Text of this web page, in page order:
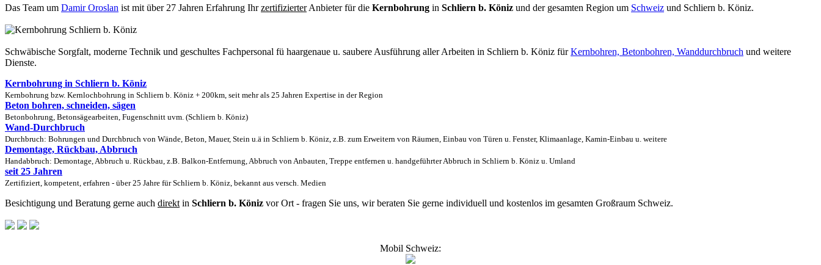
Das Team um Damir Oroslan ist mit über 27 Jahren Erfahrung IhrzertifizierterAnbieter für die Kernbohrung in Schliern b. Köniz und der gesamten Region um Schweiz und Schliern b. Köniz.
Schwäbische Sorgfalt, moderne Technik und geschultes Fachpersonal fü haargenaue u. saubere Ausführung aller Arbeiten in Schliern b. Köniz fürKernbohren, Betonbohren, Wanddurchbruch und weitere
Dienste.
Kernbohrung in Schliern b. Köniz
Kernbohrung bzw. Kernlochbohrung in Schliern b. Köniz + 200km, seit mehr als 25 Jahren Expertise in der Region
Beton bohren, schneiden, sägen
Betonbohrung, Betonsägearbeiten, Fugenschnitt uvm. (Schliern b. Köniz)
Wand-Durchbruch
Durchbruch: Bohrungen und Durchbruch von Wände, Beton, Mauer, Stein u.ä in Schliern b. Köniz, z.B. zum Erweitern von Räumen, Einbau von Türen u. Fenster, Klimaanlage, Kamin-Einbau u. weitere
Demontage, Rückbau, Abbruch
Handabbruch: Demontage, Abbruch u. Rückbau, z.B. Balkon-Entfernung, Abbruch von Anbauten, Treppe entfernen u. handgeführter Abbruch in Schliern b. Köniz u. Umland
seit 25 Jahren
Zertifiziert, kompetent, erfahren - über 25 Jahre für Schliern b. Köniz, bekannt aus versch. Medien
Besichtigung und Beratung gerne auch direkt in Schliern b. Köniz vor Ort - fragen Sie uns, wir beraten Sie gerne individuell und kostenlos im gesamten Großraum Schweiz.
Mobil Schweiz: